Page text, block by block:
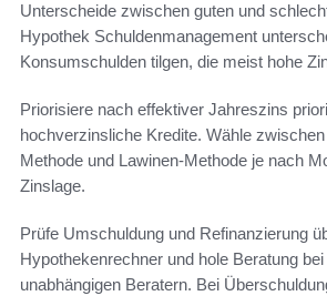
Unterscheide zwischen guten und
Hypothek Schuldenmanagement
Konsumschulden tilgen, die meist hohe
Priorisiere nach effektiver Jahreszins
hochverzinsliche Kredite. Wähle
Methode und Lawinen-Methode je nach
Zinslage.
Prüfe Umschuldung und Refinanzierung
Hypothekenrechner und hole Beratung
unabhängigen Beratern. Bei